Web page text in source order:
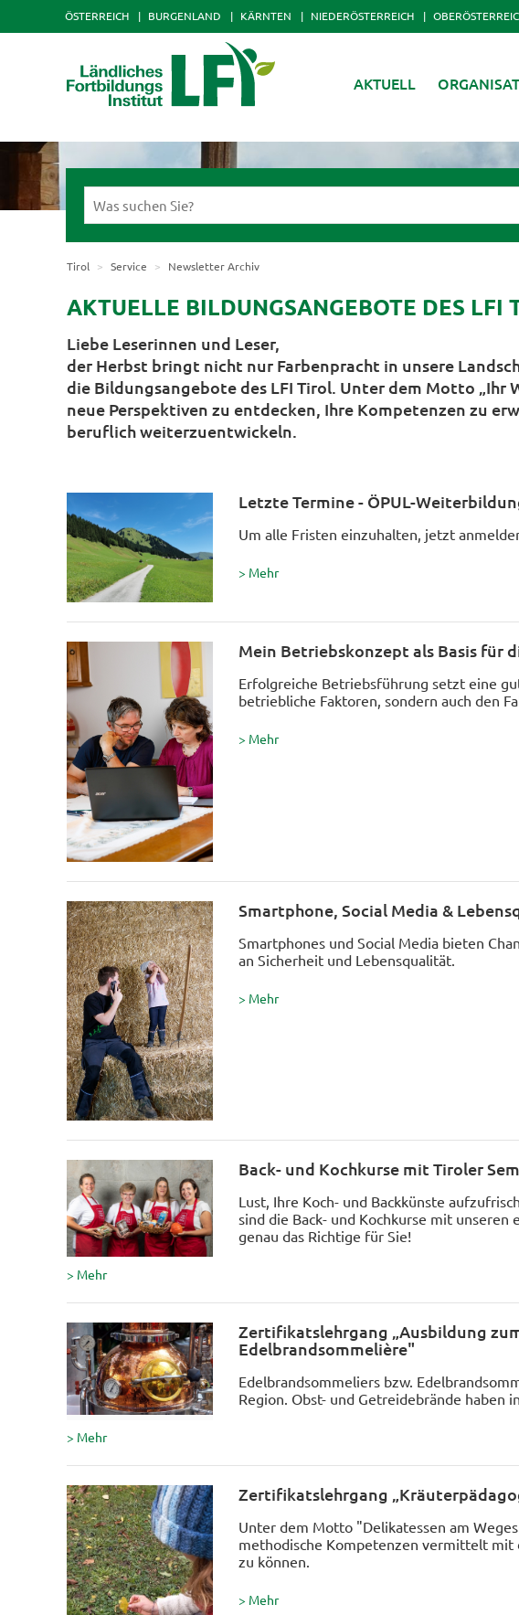
ÖSTERREICH BURGENLAND KÄRNTEN NIEDERÖSTERREICH
AKTUELL
Tirol Service Newsletter Archiv
AKTUELLE BILDUNGSANGEBOTE DES
Liebe Leserinnen und Leser,
der Herbst bringt nicht nur Farbenpracht in unsere
die Bildungsangebote des LFI Tirol. Unter dem Motto „Ihr
neue Perspektiven zu entdecken, Ihre Kompetenzen zu
beruflich weiterzuentwickeln.
Letzte Termine - ÖPUL-
Um alle Fristen einzuhalten, jetzt
> Mehr
Mein Betriebskonzept als Basis für
Erfolgreiche Betriebsführung setzt eine
betriebliche Faktoren, sondern auch den
> Mehr
Smartphone, Social Media &
Smartphones und Social Media bieten
an Sicherheit und Lebensqualität.
> Mehr
Back- und Kochkurse mit Tiroler
Lust, Ihre Koch- und Backkünste
sind die Back- und Kochkurse mit
genau das Richtige für Sie!
> Mehr
Zertifikatslehrgang „Ausbildung
Edelbrandsommelière"
Edelbrandsommeliers bzw.
Region. Obst- und Getreidebrände haben
> Mehr
Zertifikatslehrgang
Unter dem Motto "Delikatessen am
methodische Kompetenzen vermittelt mit
zu können.
> Mehr